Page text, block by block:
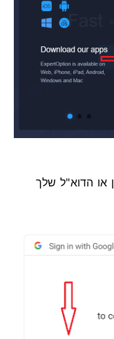
או הדוא"ל שלך